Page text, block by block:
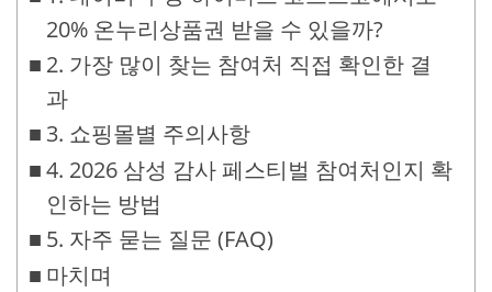
20% 온누리상품권 받을 수 있을까?
2. 가장 많이 찾는 참여처 직접 확인한 결
과
3. 쇼핑몰별 주의사항
4. 2026 삼성 감사 페스티벌 참여처인지 확
인하는 방법
5. 자주 묻는 질문 (FAQ)
마치며